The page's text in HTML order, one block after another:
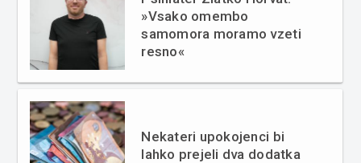
»Vsako omembo
samomora moramo vzeti
resno«
Nekateri upokojenci bi
lahko prejeli dva dodatka